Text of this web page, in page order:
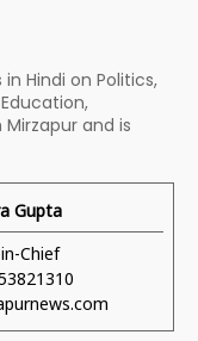
Hindi on Politics,
and is
Gupta
Chief